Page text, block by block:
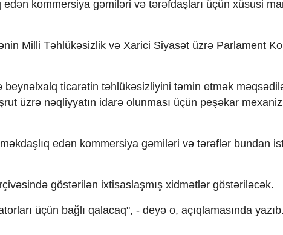
edən kommersiya gəmiləri və tərəfdaşları üçün xüsusi
Milli Təhlükəsizlik və Xarici Siyasət üzrə Parlament
ticarətin təhlükəsizliyini təmin etmək
üzrə nəqliyyatın idarə olunması üçün peşəkar
edən kommersiya gəmiləri və tərəflər bundan
göstərilən ixtisaslaşmış xidmətlər göstəriləcək.
üçün bağlı qalacaq", - deyə o, açıqlamasında yazıb.